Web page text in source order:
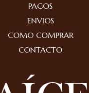
PAGOS
ENVIOS
COMO COMPRAR
CONTACTO